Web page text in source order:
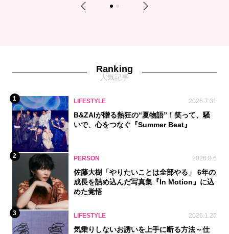
Previous 1 2 Next
Ranking
人気記事
1 LIFESTYLE 2026.7.31
B&ZAIが贈る熱狂の“夏物語”！笑って、騒
いで、心をつなぐ『Summer Beat』
2 PERSON 2026.8.6
佐藤大樹「やりたいことは全部やる」 6年の
成長を詰め込んだ写真集『In Motion』に込
めた覚悟
3 LIFESTYLE 2026.1.25
気乗りしないお誘いを上手に断る方法～仕